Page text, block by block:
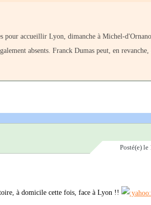
pour accueillir Lyon, dimanche à Michel-
absents. Franck Dumas peut, en
Posté(e) le
à domicile cette fois, face à Lyon !!